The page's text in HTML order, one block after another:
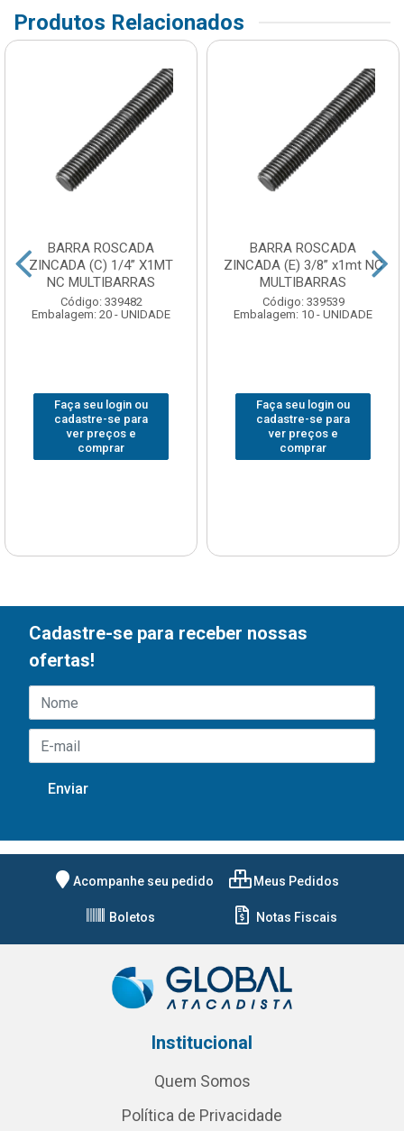
Produtos Relacionados
BARRA ROSCADA
ZINCADA (C) 1/4” X1MT
NC MULTIBARRAS
Código: 339482
Embalagem: 20 - UNIDADE
Faça seu login ou
cadastre-se para
ver preços e
comprar
BARRA ROSCADA
ZINCADA (E) 3/8” x1mt NC
MULTIBARRAS
Código: 339539
Embalagem: 10 - UNIDADE
Faça seu login ou
cadastre-se para
ver preços e
comprar
Cadastre-se para receber nossas
ofertas!
Acompanhe seu pedido Meus Pedidos
Boletos Notas Fiscais
Institucional
Quem Somos
Política de Privacidade